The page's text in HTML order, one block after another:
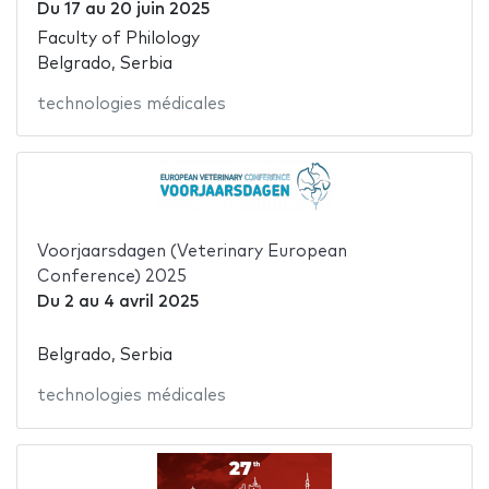
Du 17 au 20 juin 2025
Faculty of Philology
Belgrado, Serbia
technologies médicales
Voorjaarsdagen (Veterinary European
Conference) 2025
Du 2 au 4 avril 2025
Belgrado, Serbia
technologies médicales